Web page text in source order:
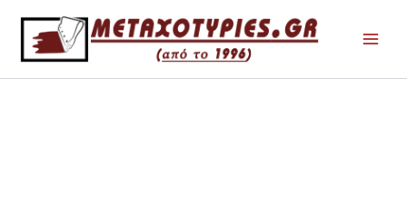
περιεχόμενο